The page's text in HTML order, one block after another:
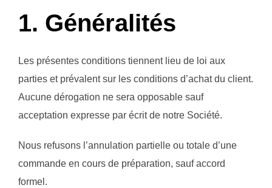
1. Généralités
Les présentes conditions tiennent lieu de loi aux
parties et prévalent sur les conditions d’achat du client.
Aucune dérogation ne sera opposable sauf
acceptation expresse par écrit de notre Société.
Nous refusons l’annulation partielle ou totale d’une
commande en cours de préparation, sauf accord
formel.